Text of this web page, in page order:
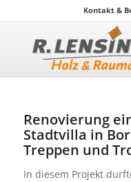
Kontakt &
Renovierung
Stadtvilla in
Treppen und
In diesem Projekt